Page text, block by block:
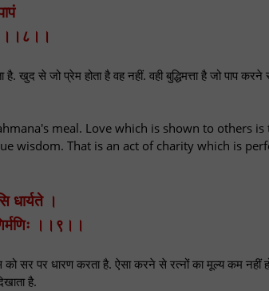
।।८।।
से जो प्रेम होता है वह नहीं. वही बुद्धिमत्ता है जो पाप करने
meal. Love which is shown to others is
wisdom. That is an act of charity which is
धार्यते ।
।।९।।
सर पर धारण करता है. ऐसा करने से रत्नों का मूल्य कम नहीं
है.